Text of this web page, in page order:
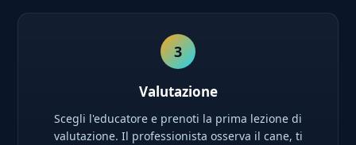
3
Valutazione
Scegli l'educatore e prenoti la prima lezione di
valutazione. Il professionista osserva il cane, ti